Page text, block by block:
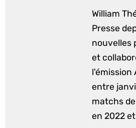
William
Presse
nouvelles
et
l'émission
entre
matchs
en 2022